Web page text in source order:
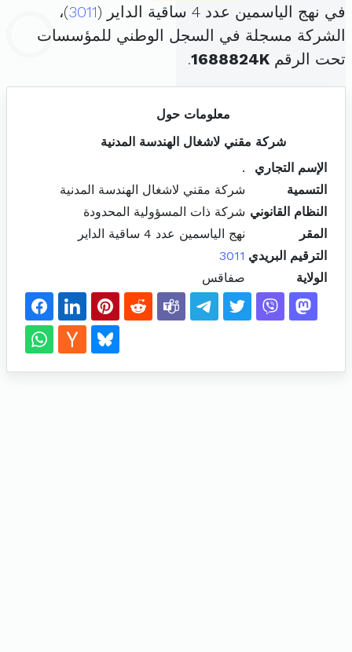
في نهج الياسمين عدد 4 ساقية الداير (
3011)،
الشركة مسجلة في السجل الوطني للمؤسسات
تحت الرقم 1688824K
.
معلومات حول
شركة مقني لاشغال الهندسة المدنية
الإسم التجاري
.
التسمية
شركة مقني لاشغال الهندسة المدنية
النظام القانوني شركة ذات المسؤولية المحدودة
المقر
نهج الياسمين عدد 4 ساقية الداير
الترقيم البريدي 3011
الولاية
صفاقس